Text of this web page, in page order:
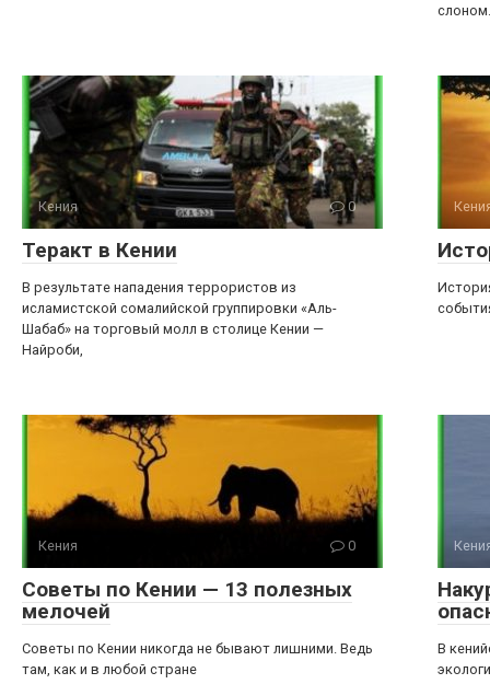
слоном.
Кения 0
Теракт в Кении
В результате нападения террористов из
исламистской сомалийской группировки «Аль-
Шабаб» на торговый молл в столице Кении —
Найроби,
Кения 0
Советы по Кении — 13 полезных
мелочей
Советы по Кении никогда не бывают лишними. Ведь
там, как и в любой стране
В